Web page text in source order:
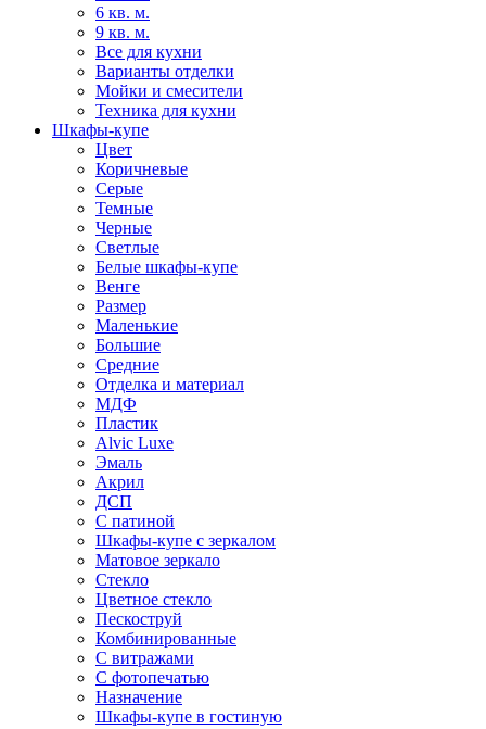
6 кв. м.
9 кв. м.
Все для кухни
Варианты отделки
Мойки и смесители
Техника для кухни
Шкафы-купе
Цвет
Коричневые
Серые
Темные
Черные
Светлые
Белые шкафы-купе
Венге
Размер
Маленькие
Большие
Средние
Отделка и материал
МДФ
Пластик
Alvic Luxe
Эмаль
Акрил
ДСП
С патиной
Шкафы-купе с зеркалом
Матовое зеркало
Стекло
Цветное стекло
Пескоструй
Комбинированные
С витражами
С фотопечатью
Назначение
Шкафы-купе в гостиную